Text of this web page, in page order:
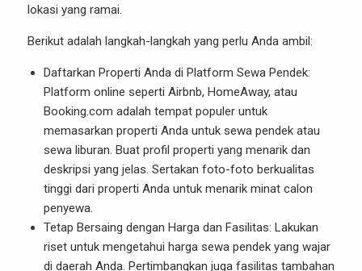
lokasi yang ramai.
Berikut adalah langkah-langkah yang perlu Anda ambil:
Daftarkan Properti Anda di Platform Sewa Pendek:
Platform online seperti Airbnb, HomeAway, atau
Booking.com adalah tempat populer untuk
memasarkan properti Anda untuk sewa pendek atau
sewa liburan. Buat profil properti yang menarik dan
deskripsi yang jelas. Sertakan foto-foto berkualitas
tinggi dari properti Anda untuk menarik minat calon
penyewa.
Tetap Bersaing dengan Harga dan Fasilitas: Lakukan
riset untuk mengetahui harga sewa pendek yang wajar
di daerah Anda. Pertimbangkan juga fasilitas tambahan